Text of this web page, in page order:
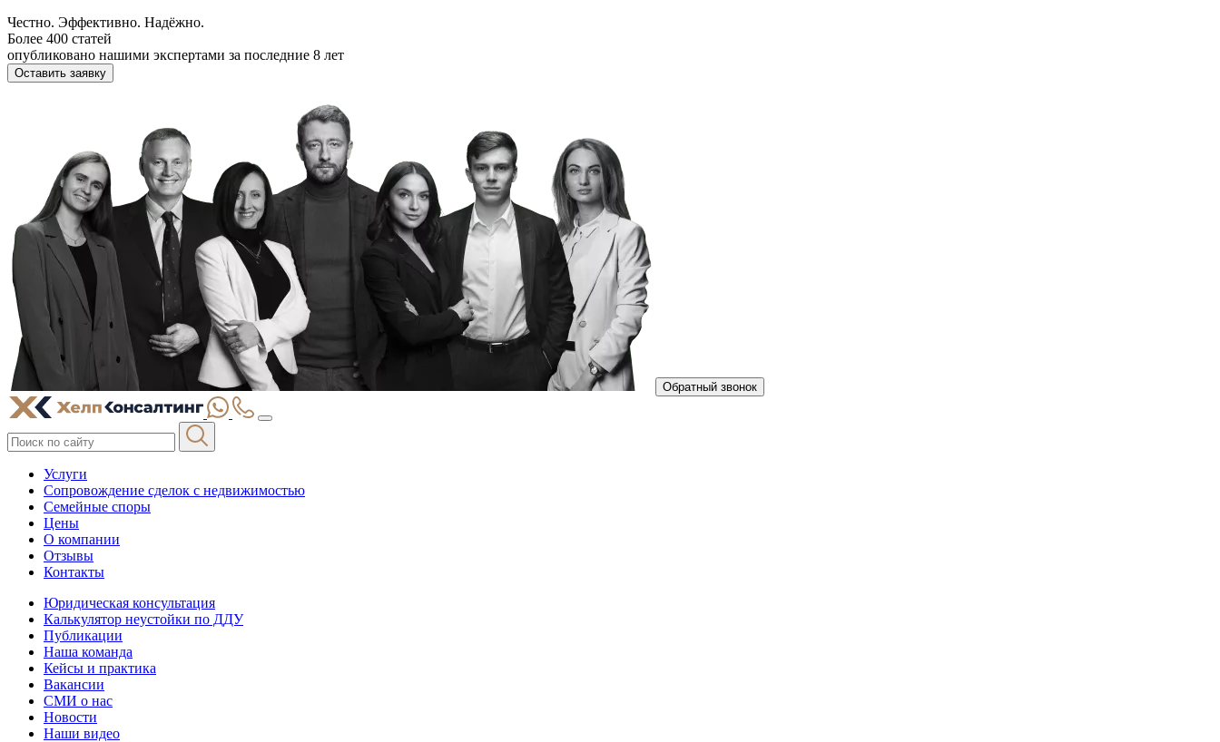
Честно. Эффективно. Надёжно.
Более 400 статей
опубликовано нашими экспертами за последние 8 лет
Оставить заявку
Обратный звонок
Услуги
Сопровождение сделок с недвижимостью
Семейные споры
Цены
О компании
Отзывы
Контакты
Юридическая консультация
Калькулятор неустойки по ДДУ
Публикации
Наша команда
Кейсы и практика
Вакансии
СМИ о нас
Новости
Наши видео